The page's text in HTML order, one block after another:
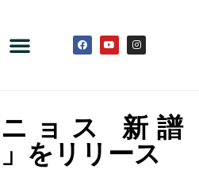
ョス 新譜
をリリース